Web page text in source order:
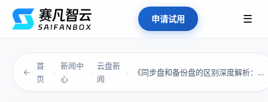
申请试用 ☰
←
首
页
›
新闻中
心
›
云盘新
闻
› 《同步盘和备份盘的区别深度解析：勒索病毒面前...